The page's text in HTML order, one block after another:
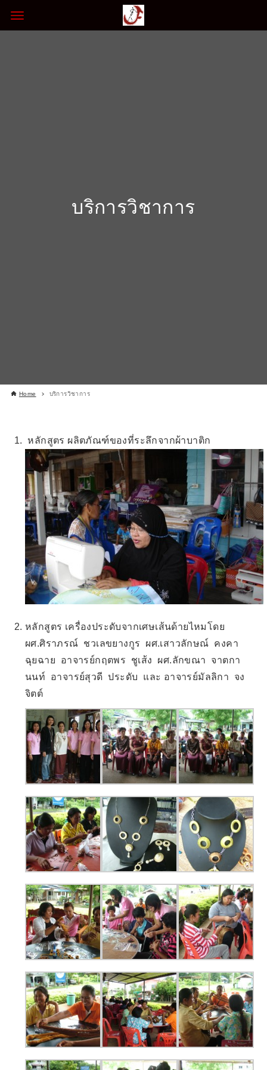
บริการวิชาการ
Home บริการวิชาการ
หลักสูตร ผลิตภัณฑ์ของที่ระลึกจากผ้าบาติก
หลักสูตร เครื่องประดับจากเศษเส้นด้ายไหมโดย
ผศ.ศิราภรณ์ ชวเลขยางกูร ผศ.เสาวลักษณ์ คงคา
ฉุยฉาย อาจารย์กฤตพร ชูเส้ง ผศ.ลักขณา จาตกา
นนท์ อาจารย์สุวดี ประดับ และ อาจารย์มัลลิกา จง
จิตต์